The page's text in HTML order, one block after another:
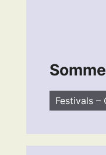
Festivals –